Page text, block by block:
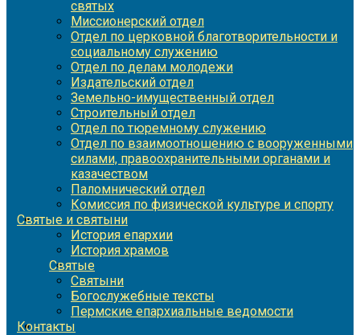
святых
Миссионерский отдел
Отдел по церковной благотворительности и
социальному служению
Отдел по делам молодежи
Издательский отдел
Земельно-имущественный отдел
Строительный отдел
Отдел по тюремному служению
Отдел по взаимоотношению с вооруженными
силами, правоохранительными органами и
казачеством
Паломнический отдел
Комиссия по физической культуре и спорту
Святые и святыни
История епархии
История храмов
Святые
Святыни
Богослужебные тексты
Пермские епархиальные ведомости
Контакты